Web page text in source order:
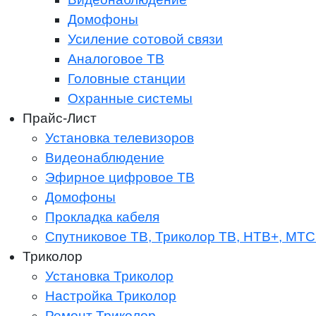
Домофоны
Усиление сотовой связи
Аналоговое ТВ
Головные станции
Охранные системы
Прайс-Лист
Установка телевизоров
Видеонаблюдение
Эфирное цифровое ТВ
Домофоны
Прокладка кабеля
Спутниковое ТВ, Триколор ТВ, НТВ+,
Триколор
Установка Триколор
Настройка Триколор